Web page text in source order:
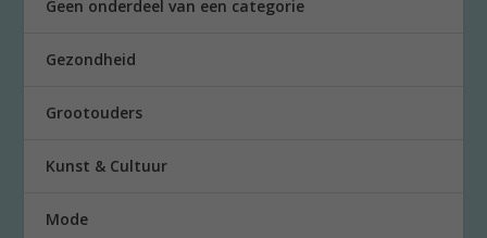
Geen onderdeel van een categorie
Gezondheid
Grootouders
Kunst & Cultuur
Mode